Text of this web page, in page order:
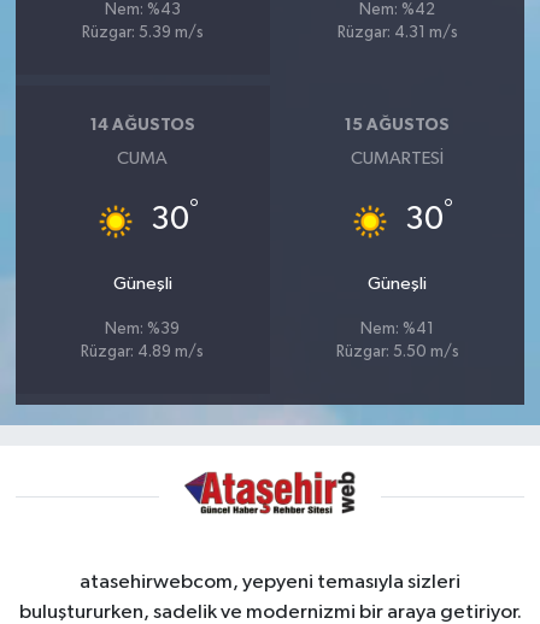
Nem: %43
Rüzgar: 5.39 m/s
Nem: %42
Rüzgar: 4.31 m/s
14 AĞUSTOS
CUMA
30°
Güneşli
Nem: %39
Rüzgar: 4.89 m/s
15 AĞUSTOS
CUMARTESI
30°
Güneşli
Nem: %41
Rüzgar: 5.50 m/s
atasehirwebcom, yepyeni temasıyla sizleri
buluştururken, sadelik ve modernizmi bir araya getiriyor.